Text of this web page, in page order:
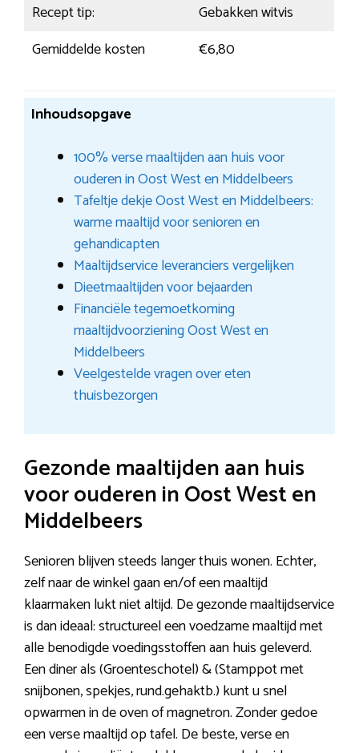
Recept tip:
Gebakken witvis
Gemiddelde kosten
€6,80
Inhoudsopgave
100% verse maaltijden aan huis voor
ouderen in Oost West en Middelbeers
Tafeltje dekje Oost West en Middelbeers:
warme maaltijd voor senioren en
gehandicapten
Maaltijdservice leveranciers vergelijken
Dieetmaaltijden voor bejaarden
Financiële tegemoetkoming
maaltijdvoorziening Oost West en
Middelbeers
Veelgestelde vragen over eten
thuisbezorgen
Gezonde maaltijden aan huis
voor ouderen in Oost West en
Middelbeers
Senioren blijven steeds langer thuis wonen. Echter,
zelf naar de winkel gaan en/of een maaltijd
klaarmaken lukt niet altijd. De gezonde maaltijdservice
is dan ideaal: structureel een voedzame maaltijd met
alle benodigde voedingsstoffen aan huis geleverd.
Een diner als (Groenteschotel) & (Stamppot met
snijbonen, spekjes, rund.gehaktb.) kunt u snel
opwarmen in de oven of magnetron. Zonder gedoe
een verse maaltijd op tafel. De beste, verse en